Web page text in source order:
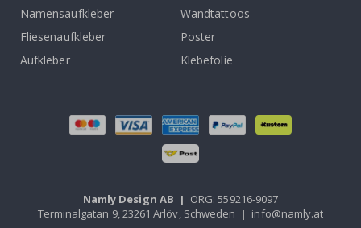
Namensaufkleber
Wandtattoos
Fliesenaufkleber
Poster
Aufkleber
Klebefolie
Namly Design AB | ORG: 559216-9097
Terminalgatan 9, 23261 Arlöv, Schweden | info@namly.at